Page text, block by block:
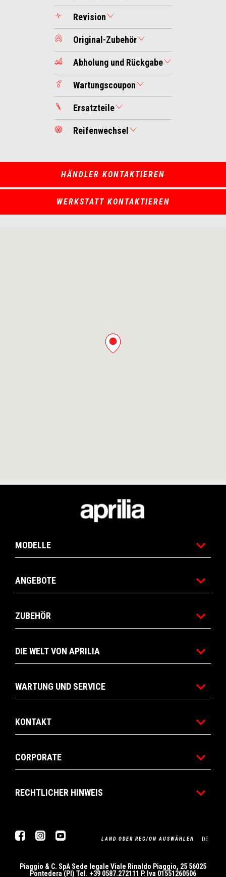
Revision
Original-Zubehör
Abholung und Rückgabe
Wartungscoupon
Ersatzteile
Reifenwechsel
HÄNDLER KONTAKTIEREN
WERKSTATT KONTAKTIEREN
MODELLE
ANGEBOTE
ZUBEHÖR
DIE WELT VON APRILIA
WARTUNG UND SERVICE
KONTAKT
CORPORATE
RECHTLICHER HINWEIS
FacebookInstagram LAND ODER REGION AUSWÄHLEN DE
Piaggio & C. SpA Sede legale Viale Rinaldo Piaggio, 25 56025
Pontedera (PI) Tel. +39 0587.272111 P. Iva 01551260506